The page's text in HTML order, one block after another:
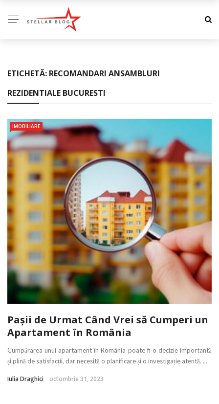
ETICHETĂ: RECOMANDARI ANSAMBLURI
REZIDENTIALE BUCURESTI
IMOBILIARE
Pașii de Urmat Când Vrei să Cumperi un
Apartament în România
Cumpărarea unui apartament în România poate fi o decizie importantă
și plină de satisfacții, dar necesită o planificare și o investigație atentă. ...
Iulia Draghici octombrie 31, 2023